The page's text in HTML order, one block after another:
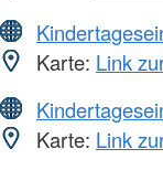
Karte: Link
Karte: Link